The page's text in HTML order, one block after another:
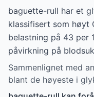
baguette-rull har et
klassifisert som høyt
belastning på 43 per
påvirkning på
Sammenlignet med
blant de høyeste i